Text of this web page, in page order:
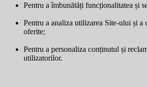
Pentru a îmbunătăți funcționalitatea și
Pentru a analiza utilizarea Site-ului și a
oferite;
Pentru a personaliza conținutul și
utilizatorilor.